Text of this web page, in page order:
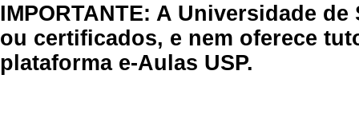
IMPORTANTE: A Universidade
ou certificados, e nem oferece
plataforma e-Aulas USP.